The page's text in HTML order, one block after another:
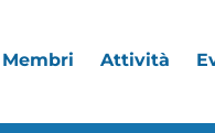
Membri Attività